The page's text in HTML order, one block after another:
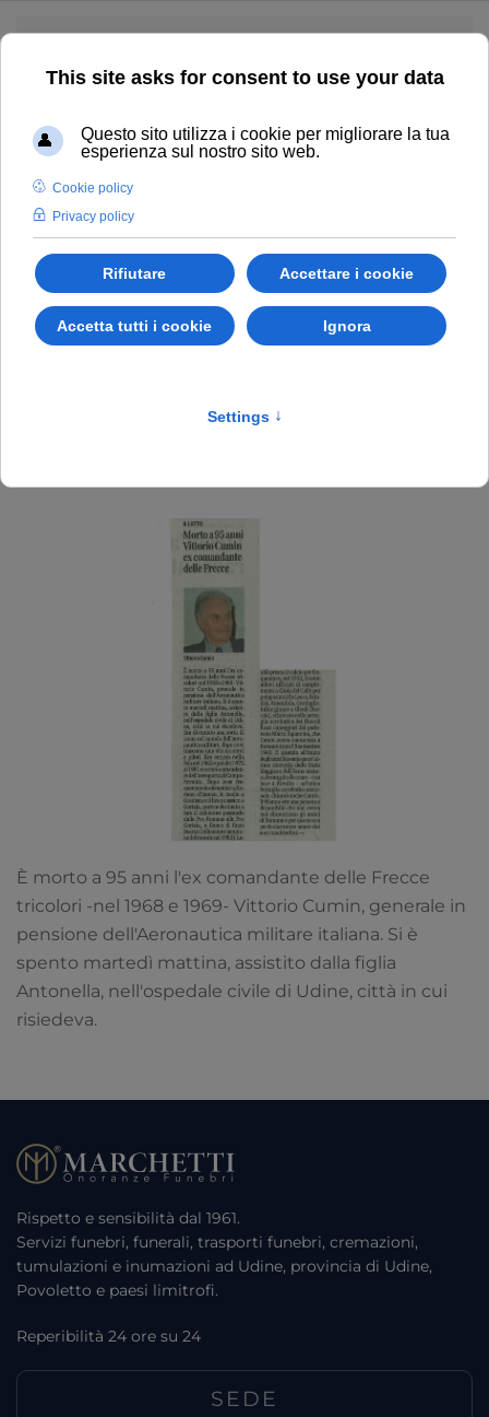
CHIAMACI
UDINE
PUBBLICATO INRASSEGNA STAMPA.
Morto a 95 anni Vittorio
Cumin, ex comandante
È morto a 95 anni l'ex comandante delle Frecce
tricolori -nel 1968 e 1969- Vittorio Cumin, generale in
pensione dell'Aeronautica militare italiana. Si è
spento martedì mattina, assistito dalla figlia
Antonella, nell'ospedale civile di Udine, città in cui
risiedeva.
Rispetto e sensibilità dal 1961.
Servizi funebri, funerali, trasporti funebri, cremazioni,
tumulazioni e inumazioni ad Udine, provincia di Udine,
Povoletto e paesi limitrofi.
Reperibilità 24 ore su 24
SEDE